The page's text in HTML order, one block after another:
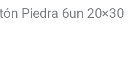
Piedra 6un 20×30